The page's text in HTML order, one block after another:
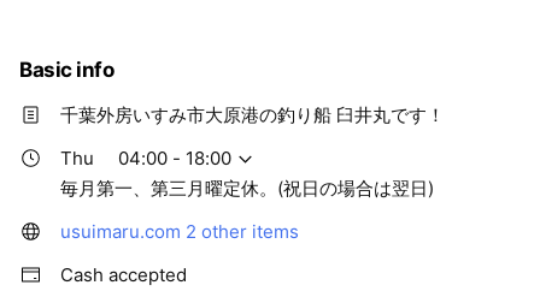
Basic info
千葉外房いすみ市大原港の釣り船 臼井丸です！
Thu
04:00 - 18:00
毎月第一、第三月曜定休。(祝日の場合は翌日)
usuimaru.com 2 other items
Cash accepted